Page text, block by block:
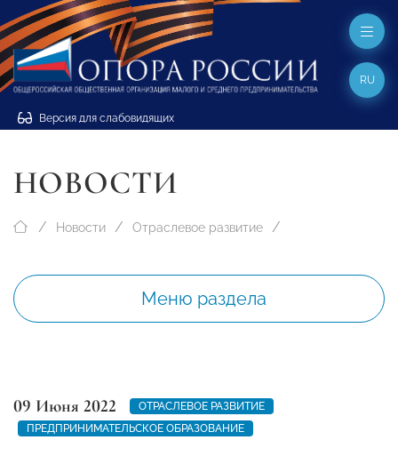
Версия для слабовидящих
RU
НОВОСТИ
Новости Отраслевое развитие
Меню раздела
09 Июня 2022
ОТРАСЛЕВОЕ РАЗВИТИЕ
ПРЕДПРИНИМАТЕЛЬСКОЕ ОБРАЗОВАНИЕ